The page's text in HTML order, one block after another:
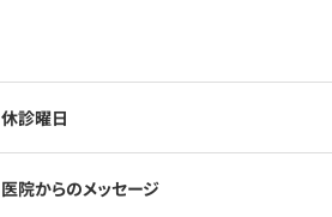
休診曜日
医院からのメッセージ